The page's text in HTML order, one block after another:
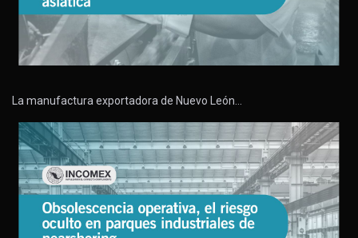
La manufactura exportadora de Nuevo León…